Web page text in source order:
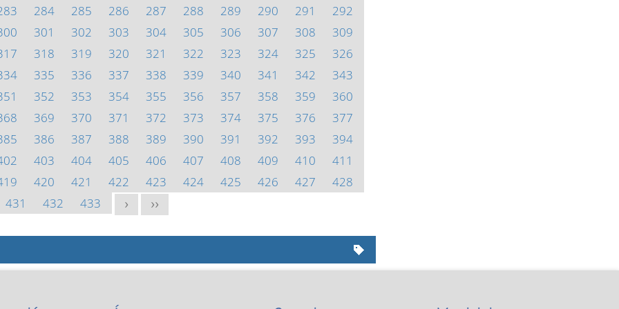
284 285 286 287 288 289 290 291
292
301 302 303 304 305 306 307 308
309
318 319 320 321 322 323 324 325
326
335 336 337 338 339 340 341 342
343
352 353 354 355 356 357 358 359
360
369 370 371 372 373 374 375 376
377
386 387 388 389 390 391 392 393
394
403 404 405 406 407 408 409 410
411
420 421 422 423 424 425 426 427
428
431
432 433 > >>